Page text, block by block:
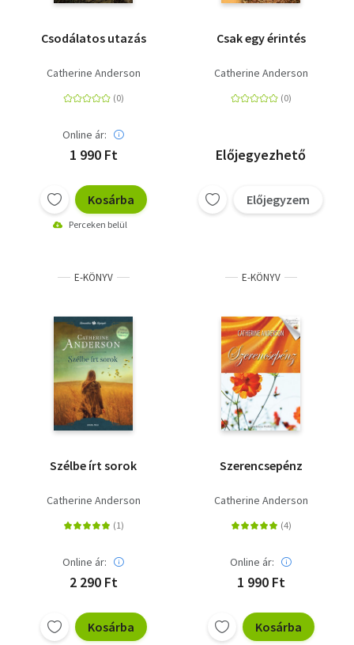
Csodálatos utazás
Catherine Anderson
Online ár:
1 990 Ft
Kosárba
Perceken belül
Csak egy érintés
Catherine Anderson
Előjegyezhető
Előjegyzem
E-KÖNYV
Szélbe írt sorok
Catherine Anderson
Online ár:
2 290 Ft
Kosárba
E-KÖNYV
Szerencsepénz
Catherine Anderson
Online ár:
1 990 Ft
Kosárba